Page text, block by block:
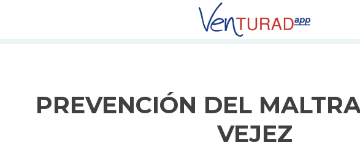
PREVENCIÓN DEL
VEJEZ